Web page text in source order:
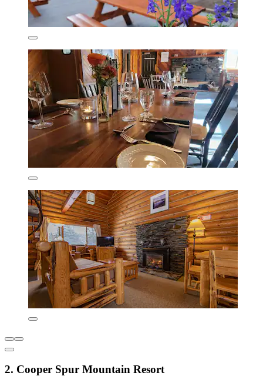
2. Cooper Spur Mountain Resort